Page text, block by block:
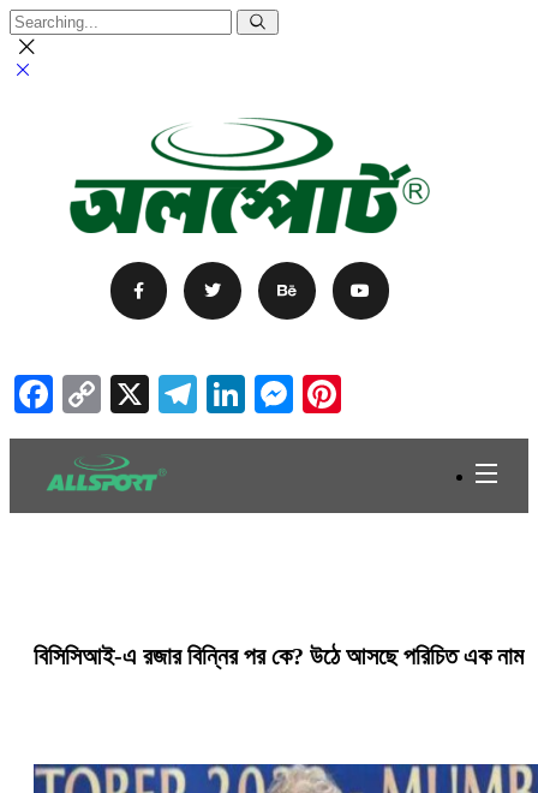
Facebook
Copy
Link
X Telegram
LinkedIn
Messenger
বিসিসিআই-এ রজার বিন্নির পর কে? উঠে আসছে পরিচিত এক নাম